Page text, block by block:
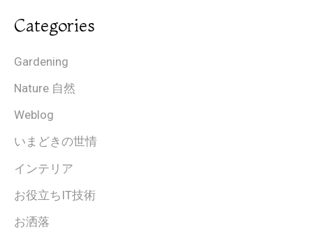
Categories
Gardening
Nature 自然
Weblog
いまどきの世情
インテリア
お役立ちIT技術
お洒落